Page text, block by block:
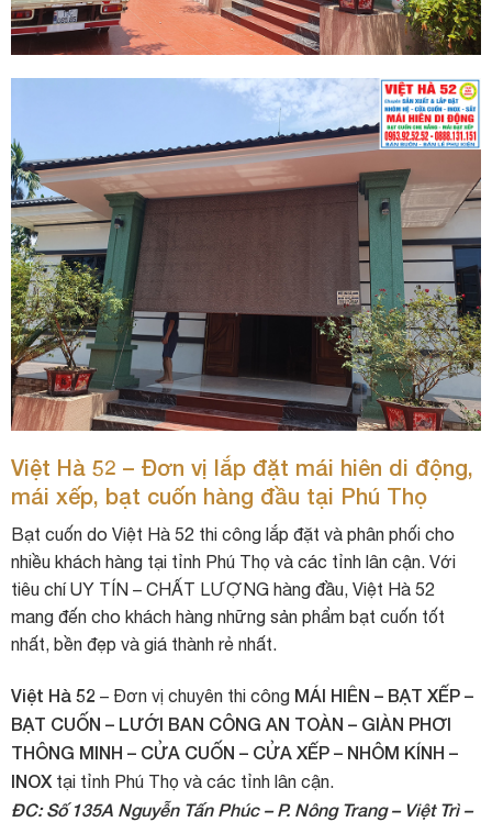
Việt Hà 52 – Đơn vị lắp đặt mái hiên di động,
mái xếp, bạt cuốn hàng đầu tại Phú Thọ
Bạt cuốn do Việt Hà 52 thi công lắp đặt và phân phối cho
nhiều khách hàng tại tỉnh Phú Thọ và các tỉnh lân cận. Với
tiêu chí UY TÍN – CHẤT LƯỢNG hàng đầu, Việt Hà 52
mang đến cho khách hàng những sản phẩm bạt cuốn tốt
nhất, bền đẹp và giá thành rẻ nhất.
Việt Hà 52 – Đơn vị chuyên thi công MÁI HIÊN – BẠT XẾP –
BẠT CUỐN – LƯỚI BAN CÔNG AN TOÀN – GIÀN PHƠI
THÔNG MINH – CỬA CUỐN – CỬA XẾP – NHÔM KÍNH –
INOX tại tỉnh Phú Thọ và các tỉnh lân cận.
ĐC: Số 135A Nguyễn Tấn Phúc – P. Nông Trang – Việt Trì –